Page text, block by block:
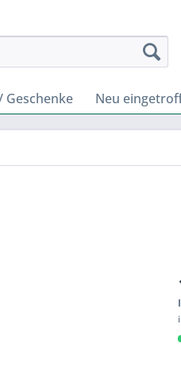
Geschenke Neu